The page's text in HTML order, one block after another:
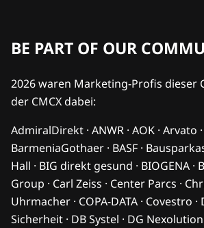
BE PART OF OUR
2026 waren Marketing-Profis dieser
der CMCX dabei:
AdmiralDirekt · ANWR · AOK · Arvato
BarmeniaGothaer · BASF ·
Hall · BIG direkt gesund · BIOGENA
Group · Carl Zeiss · Center Parcs ·
Uhrmacher · COPA-DATA · Covestro ·
Sicherheit · DB Systel · DG Nexolution